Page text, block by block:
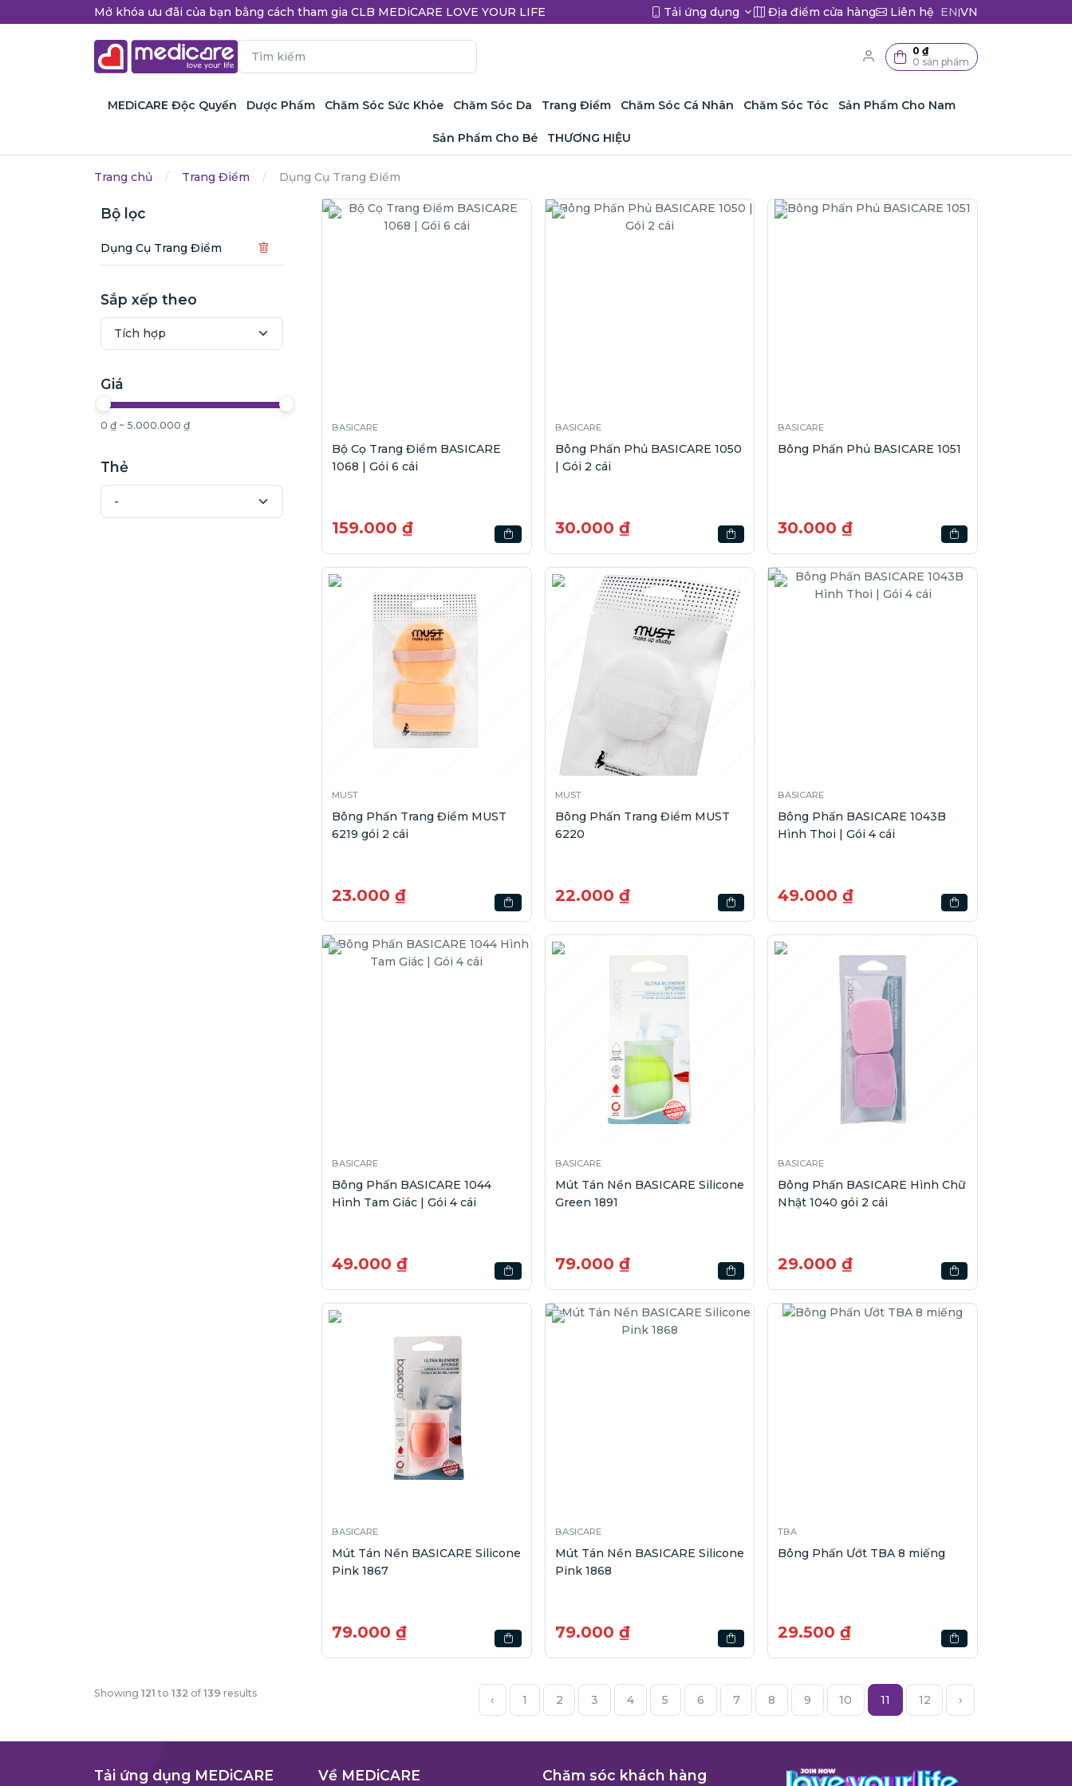
Mở khóa ưu đãi của bạn bằng cách tham gia CLB MEDiCARE LOVE YOUR LIFE Tải ứng dụng Địa điểm cửa hàng Liên hệ EN|VN
0 ₫
0 sản phẩm
MEDiCARE Độc Quyền Dược Phẩm Chăm Sóc Sức Khỏe Chăm Sóc Da Trang Điểm Chăm Sóc Cá Nhân Chăm Sóc Tóc Sản Phẩm Cho Nam
Sản Phẩm Cho Bé THƯƠNG HIỆU
Trang chủ Trang Điểm Dụng Cụ Trang Điểm
Bộ lọc
Dụng Cụ Trang Điểm
Sắp xếp theo
Giá
0 ₫ ~ 5.000.000 ₫
Thẻ
BASICARE
Bộ Cọ Trang Điểm BASICARE
1068 | Gói 6 cái
159.000 ₫
BASICARE
Bông Phấn Phủ BASICARE 1050
| Gói 2 cái
30.000 ₫
BASICARE
Bông Phấn Phủ BASICARE 1051
30.000 ₫
MUST
Bông Phấn Trang Điểm MUST
6219 gói 2 cái
23.000 ₫
MUST
Bông Phấn Trang Điểm MUST
6220
22.000 ₫
BASICARE
Bông Phấn BASICARE 1043B
Hình Thoi | Gói 4 cái
49.000 ₫
BASICARE
Bông Phấn BASICARE 1044
Hình Tam Giác | Gói 4 cái
49.000 ₫
BASICARE
Mút Tán Nền BASICARE Silicone
Green 1891
79.000 ₫
BASICARE
Bông Phấn BASICARE Hình Chữ
Nhật 1040 gói 2 cái
29.000 ₫
BASICARE
Mút Tán Nền BASICARE Silicone
Pink 1867
79.000 ₫
BASICARE
Mút Tán Nền BASICARE Silicone
Pink 1868
79.000 ₫
TBA
Bông Phấn Ướt TBA 8 miếng
29.500 ₫
Showing 121 to 132 of 139 results ‹ 1 2 3 4 5 6 7 8 9 10 11 12 ›
Tải ứng dụng MEDiCARE Về MEDiCARE Chăm sóc khách hàng